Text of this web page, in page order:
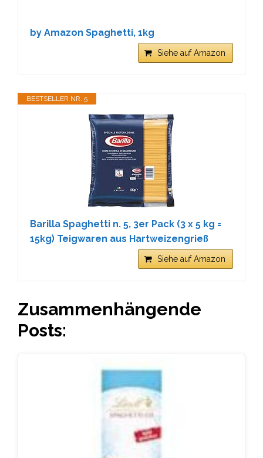
by Amazon Spaghetti, 1kg
Siehe auf Amazon
BESTSELLER NR. 5
Barilla Spaghetti n. 5, 3er Pack (3 x 5 kg =
15kg) Teigwaren aus Hartweizengrieß
Siehe auf Amazon
Zusammenhängende
Posts: